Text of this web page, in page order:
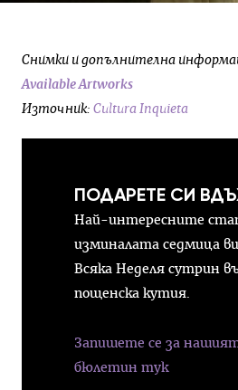
Снимки и допълнителна
Available Artworks
Източник: Cultura Inquieta
ПОДАРЕТЕ СИ
Най-интересните
изминалата седмица
Всяка Неделя сутрин
пощенска кутия.
Запишете се за
бюлетин тук